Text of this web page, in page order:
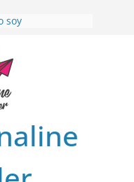
soy
Excelente
!!
de RÍO EL